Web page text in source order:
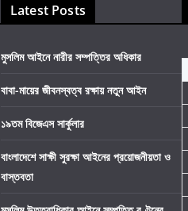
Latest Posts
মুসলিম আইনে নারীর সম্পত্তির অধিকার
বাবা-মায়ের জীবনস্বত্ব রক্ষায় নতুন আইন
১৯তম বিজেএস সার্কুলার
বাংলাদেশে সাক্ষী সুরক্ষা আইনের প্রয়োজনীয়তা ও
বাস্তবতা